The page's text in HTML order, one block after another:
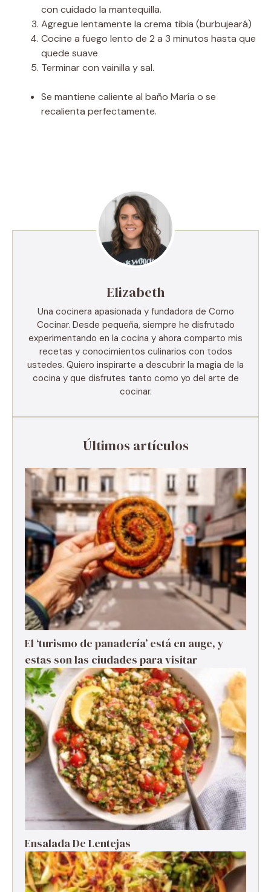
con cuidado la mantequilla.
Agregue lentamente la crema tibia (burbujeará)
Cocine a fuego lento de 2 a 3 minutos hasta que
quede suave
Terminar con vainilla y sal.
Se mantiene caliente al baño María o se
recalienta perfectamente.
Elizabeth
Una cocinera apasionada y fundadora de Como
Cocinar. Desde pequeña, siempre he disfrutado
experimentando en la cocina y ahora comparto mis
recetas y conocimientos culinarios con todos
ustedes. Quiero inspirarte a descubrir la magia de la
cocina y que disfrutes tanto como yo del arte de
cocinar.
Últimos artículos
El ‘turismo de panadería’ está en auge, y
estas son las ciudades para visitar
Ensalada De Lentejas